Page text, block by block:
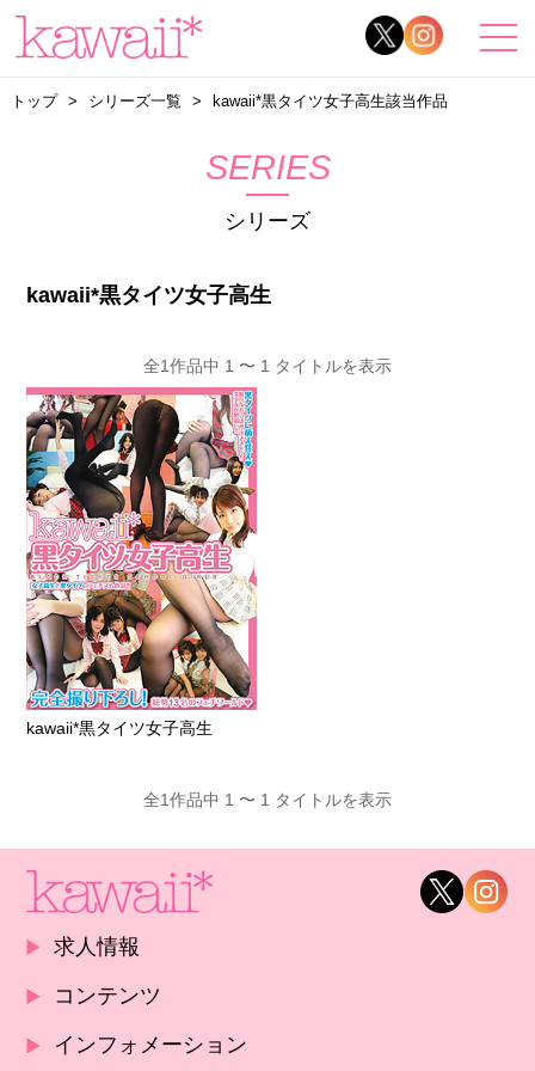
トップ シリーズ一覧 kawaii*黒タイツ女子高生該当作品
SERIES
シリーズ
kawaii*黒タイツ女子高生
全1作品中 1 〜 1 タイトルを表示
kawaii*黒タイツ女子高生
全1作品中 1 〜 1 タイトルを表示
求人情報
コンテンツ
インフォメーション